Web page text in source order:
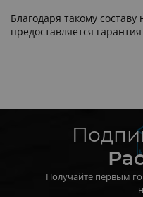
Благодаря такому
предоставляется
Получайте первым